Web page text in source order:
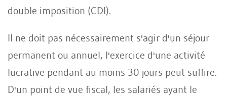
double imposition (CDI).
Il ne doit pas nécessairement s'agir d'un séjour
permanent ou annuel, l'exercice d'une activité
lucrative pendant au moins 30 jours peut suffire.
D'un point de vue fiscal, les salariés ayant le